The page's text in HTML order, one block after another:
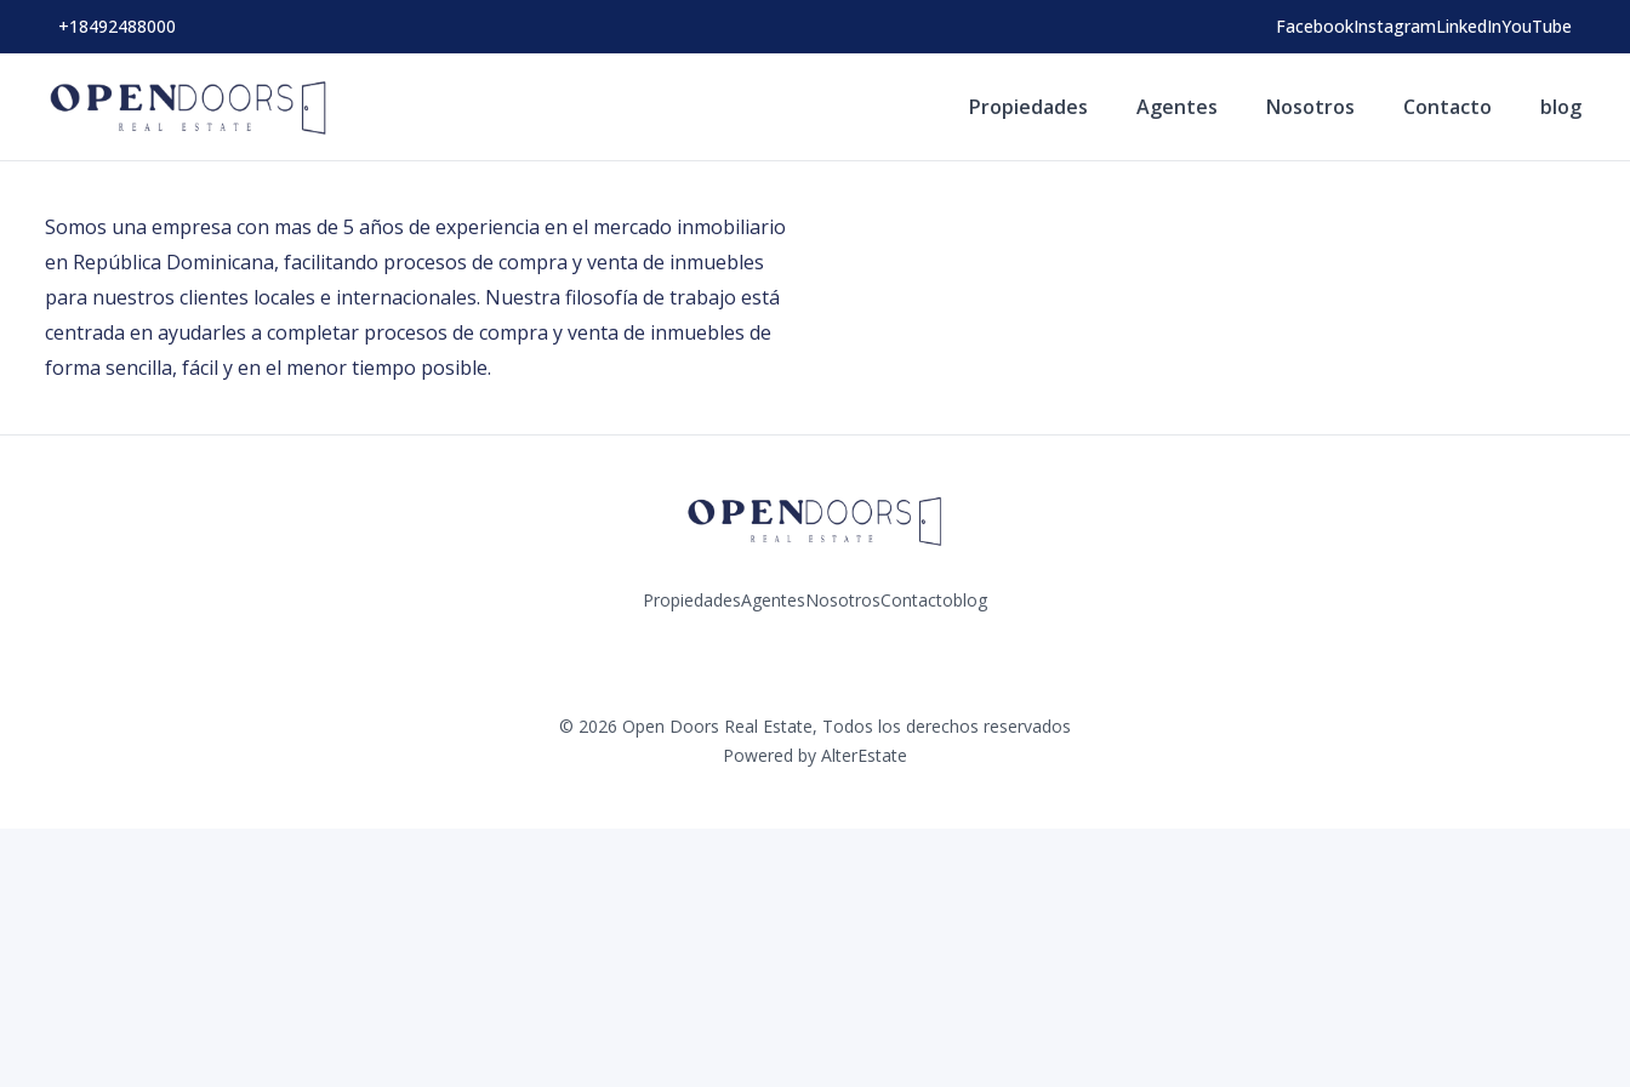
+18492488000 FacebookInstagramLinkedInYouTube
Propiedades Agentes Nosotros Contacto blog
Somos una empresa con mas de 5 años de experiencia en el mercado inmobiliario
en República Dominicana, facilitando procesos de compra y venta de inmuebles
para nuestros clientes locales e internacionales. Nuestra filosofía de trabajo está
centrada en ayudarles a completar procesos de compra y venta de inmuebles de
forma sencilla, fácil y en el menor tiempo posible.
PropiedadesAgentesNosotrosContactoblog
© 2026 Open Doors Real Estate, Todos los derechos reservados
Powered by AlterEstate